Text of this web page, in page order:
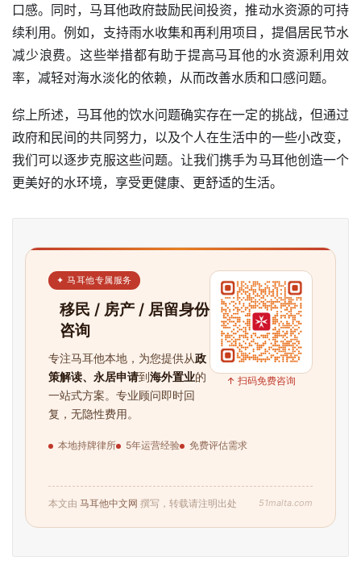
口感。同时，马耳他政府鼓励民间投资，推动水资源的可持
续利用。例如，支持雨水收集和再利用项目，提倡居民节水
减少浪费。这些举措都有助于提高马耳他的水资源利用效
率，减轻对海水淡化的依赖，从而改善水质和口感问题。
综上所述，马耳他的饮水问题确实存在一定的挑战，但通过
政府和民间的共同努力，以及个人在生活中的一些小改变，
我们可以逐步克服这些问题。让我们携手为马耳他创造一个
更美好的水环境，享受更健康、更舒适的生活。
✦ 马耳他专属服务
移民 / 房产 / 居留身份
咨询
专注马耳他本地，为您提供从政
策解读、永居申请到海外置业的
一站式方案。专业顾问即时回
复，无隐性费用。
本地持牌律所 5年运营经验 免费评估需求
↑ 扫码免费咨询
本文由 马耳他中文网 撰写，转载请注明出处 51malta.com